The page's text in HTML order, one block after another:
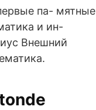
па- мятные
и ин-
Внешний